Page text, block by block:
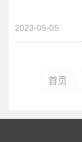
2023-05-05
首页